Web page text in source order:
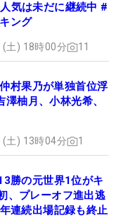
気は未だに継続中 #
ング
土) 18時00分 11
村果乃が単独首位浮
柚月、小林光希、
土) 13時04分 1
勝の元世界1位がキ
、プレーオフ進出逃
連続出場記録も終止